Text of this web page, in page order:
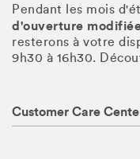
Pendant les mois
d'ouverture
resterons à votre
9h30 à 16h30.
Customer Care